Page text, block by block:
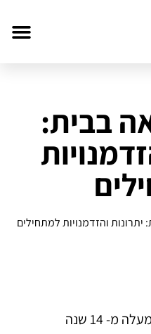
בבית:
יתרונות והזדמנויות למתחילים
מ- 14 שנה